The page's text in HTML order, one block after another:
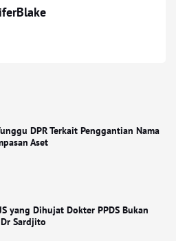
DPR Terkait Penggantian Nama
Aset
yang Dihujat Dokter PPDS Bukan
Sardjito